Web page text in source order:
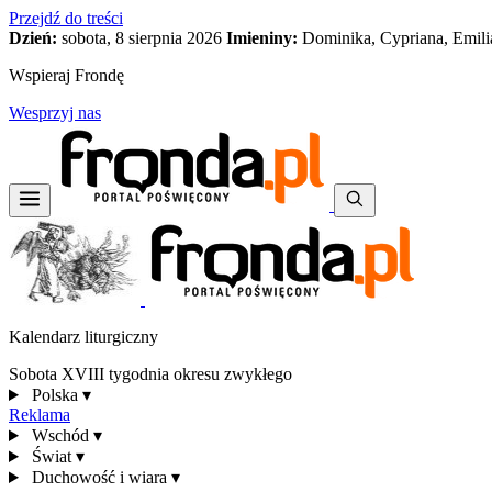
Przejdź do treści
Dzień: sobota, 8 sierpnia 2026 Imieniny: Dominika, Cypriana,
Wspieraj Frondę
Wesprzyj nas
Kalendarz liturgiczny
Sobota XVIII tygodnia okresu zwykłego
Polska ▾
Reklama
Wschód ▾
Świat ▾
Duchowość i wiara ▾